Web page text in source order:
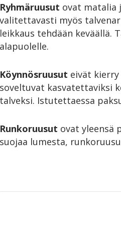
Ryhmäruusut ovat matalia
valitettavasti myös
leikkaus tehdään keväällä.
alapuolelle.
Köynnösruusut eivät
soveltuvat kasvatettaviksi
talveksi. Istutettaessa
Runkoruusut ovat yleensä
suojaa lumesta,